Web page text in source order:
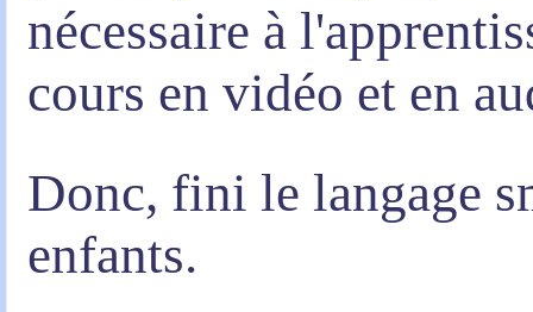
nécessaire à
cours en vidéo et en
Donc, fini le langage
enfants.